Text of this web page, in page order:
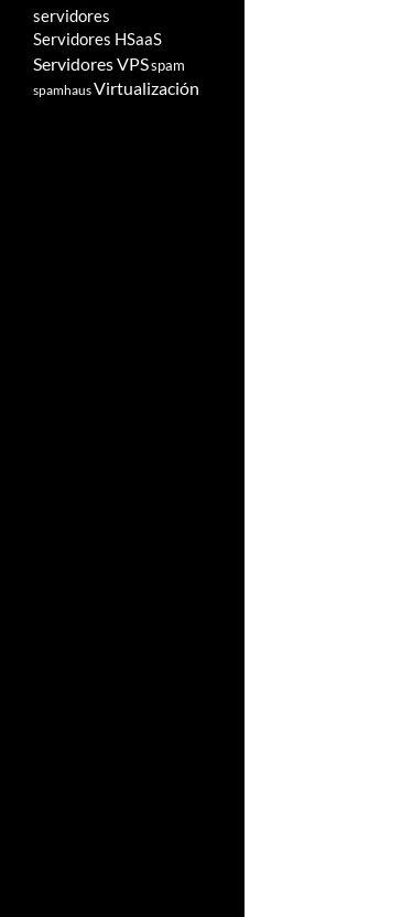
servidores
Servidores HSaaS
Servidores VPSspam
spamhausVirtualización